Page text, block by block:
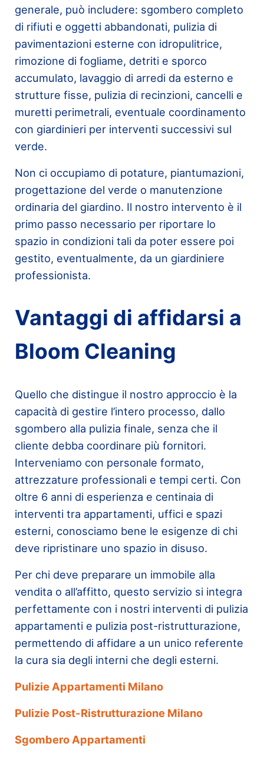
generale, può includere: sgombero completo
di rifiuti e oggetti abbandonati, pulizia di
pavimentazioni esterne con idropulitrice,
rimozione di fogliame, detriti e sporco
accumulato, lavaggio di arredi da esterno e
strutture fisse, pulizia di recinzioni, cancelli e
muretti perimetrali, eventuale coordinamento
con giardinieri per interventi successivi sul
verde.
Non ci occupiamo di potature, piantumazioni,
progettazione del verde o manutenzione
ordinaria del giardino. Il nostro intervento è il
primo passo necessario per riportare lo
spazio in condizioni tali da poter essere poi
gestito, eventualmente, da un giardiniere
professionista.
Vantaggi di affidarsi a
Bloom Cleaning
Quello che distingue il nostro approccio è la
capacità di gestire l’intero processo, dallo
sgombero alla pulizia finale, senza che il
cliente debba coordinare più fornitori.
Interveniamo con personale formato,
attrezzature professionali e tempi certi. Con
oltre 6 anni di esperienza e centinaia di
interventi tra appartamenti, uffici e spazi
esterni, conosciamo bene le esigenze di chi
deve ripristinare uno spazio in disuso.
Per chi deve preparare un immobile alla
vendita o all’affitto, questo servizio si integra
perfettamente con i nostri interventi di pulizia
appartamenti e pulizia post-ristrutturazione,
permettendo di affidare a un unico referente
la cura sia degli interni che degli esterni.
Pulizie Appartamenti Milano
Pulizie Post-Ristrutturazione Milano
Sgombero Appartamenti